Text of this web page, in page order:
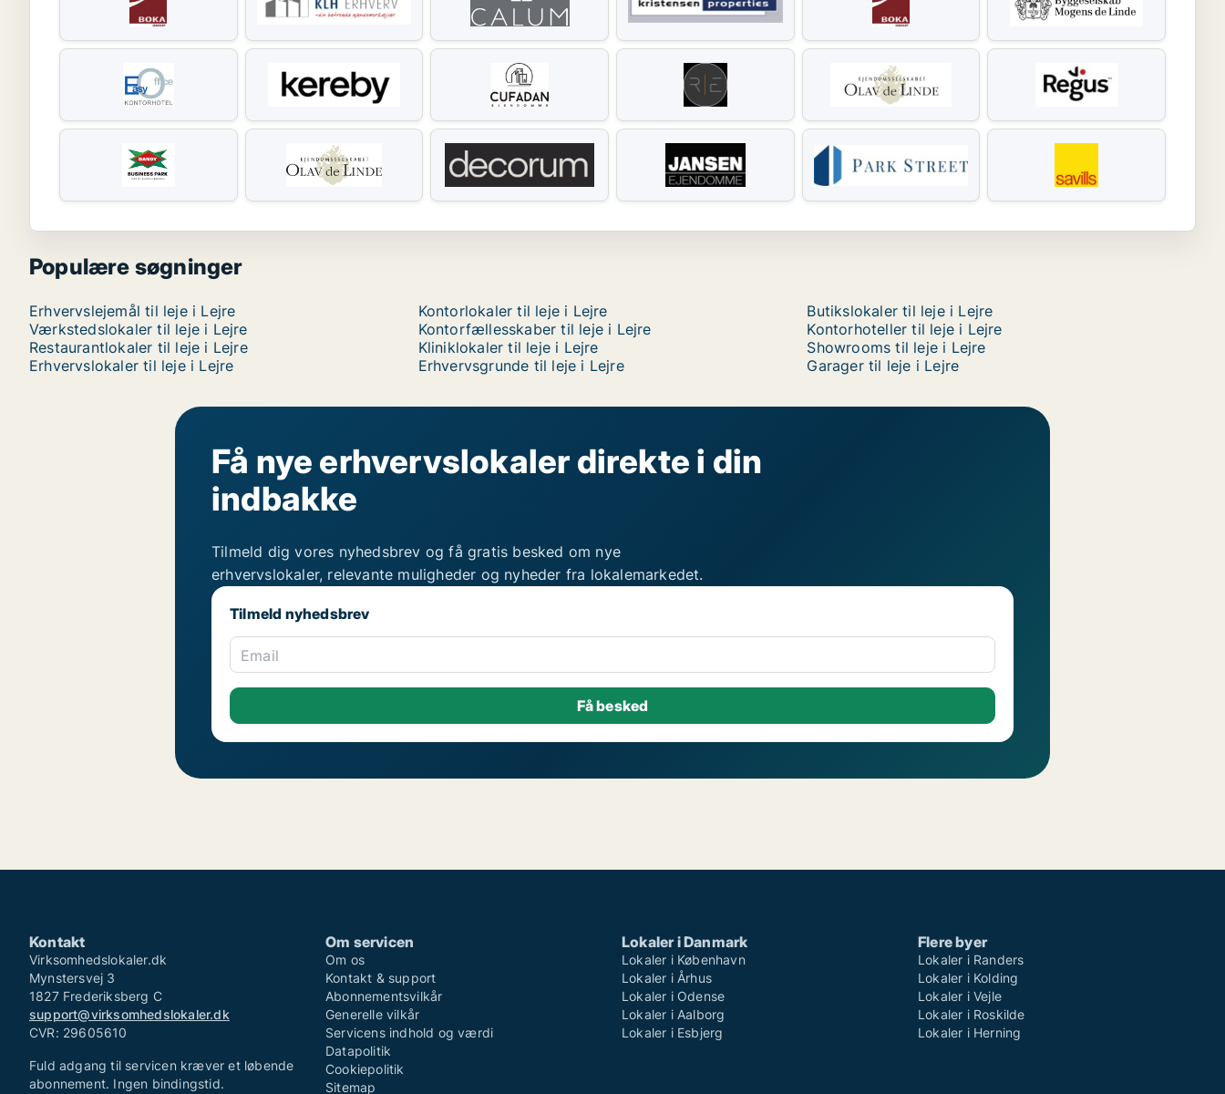
Populære søgninger
Erhvervslejemål til leje i Lejre Kontorlokaler til leje i Lejre
Butikslokaler til leje i Lejre
Værkstedslokaler til leje i Lejre
Kontorfællesskaber til leje i Lejre
Kontorhoteller til leje i Lejre
Restaurantlokaler til leje i Lejre
Kliniklokaler til leje i Lejre
Showrooms til leje i Lejre
Erhvervslokaler til leje i Lejre
Erhvervsgrunde til leje i Lejre Garager til leje i Lejre
Få nye erhvervslokaler direkte i din
indbakke
Tilmeld dig vores nyhedsbrev og få gratis besked om nye
erhvervslokaler, relevante muligheder og nyheder fra lokalemarkedet.
Tilmeld nyhedsbrev
Email
Kontakt
Virksomhedslokaler.dk
Mynstersvej 3
1827 Frederiksberg C
support@virksomhedslokaler.dk
CVR: 29605610
Fuld adgang til servicen kræver et løbende
abonnement. Ingen bindingstid.
Om servicen
Om os
Kontakt & support
Abonnementsvilkår
Generelle vilkår
Servicens indhold og værdi
Datapolitik
Cookiepolitik
Sitemap
Lokaler i Danmark
Lokaler i København
Lokaler i Århus
Lokaler i Odense
Lokaler i Aalborg
Lokaler i Esbjerg
Flere byer
Lokaler i Randers
Lokaler i Kolding
Lokaler i Vejle
Lokaler i Roskilde
Lokaler i Herning